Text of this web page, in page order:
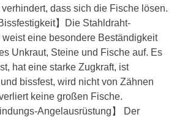
dass sich die Fische lösen.
】Die Stahldraht-
weist eine besondere Beständigkeit
Unkraut, Steine ​​und Fische auf. Es
hat eine starke Zugkraft, ist
bissfest, wird nicht von Zähnen
keine großen Fische.
Angelausrüstung】 Der